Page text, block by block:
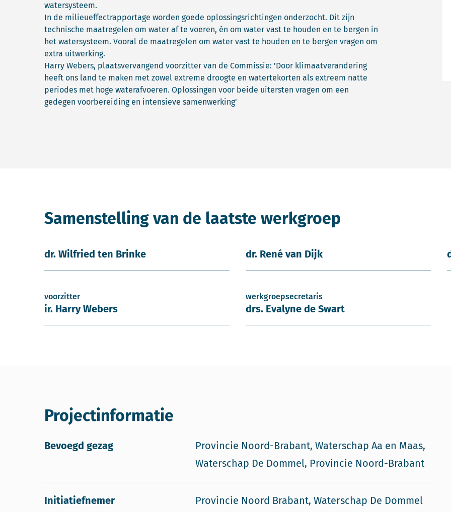
watersysteem.
In de milieueffectrapportage worden goede oplossingsrichtingen onderzocht. Dit zijn
technische maatregelen om water af te voeren, én om water vast te houden en te bergen in
het watersysteem. Vooral de maatregelen om water vast te houden en te bergen vragen om
extra uitwerking.
Harry Webers, plaatsvervangend voorzitter van de Commissie: 'Door klimaatverandering
heeft ons land te maken met zowel extreme droogte en watertekorten als extreem natte
periodes met hoge waterafvoeren. Oplossingen voor beide uitersten vragen om een
gedegen voorbereiding en intensieve samenwerking'
Samenstelling van de laatste werkgroep
dr. Wilfried ten Brinke dr. René van Dijk
voorzitter
ir. Harry Webers
werkgroepsecretaris
drs. Evalyne de Swart
Projectinformatie
Bevoegd gezag
Provincie Noord-Brabant, Waterschap Aa en Maas,
Waterschap De Dommel, Provincie Noord-Brabant
Initiatiefnemer Provincie Noord Brabant, Waterschap De Dommel